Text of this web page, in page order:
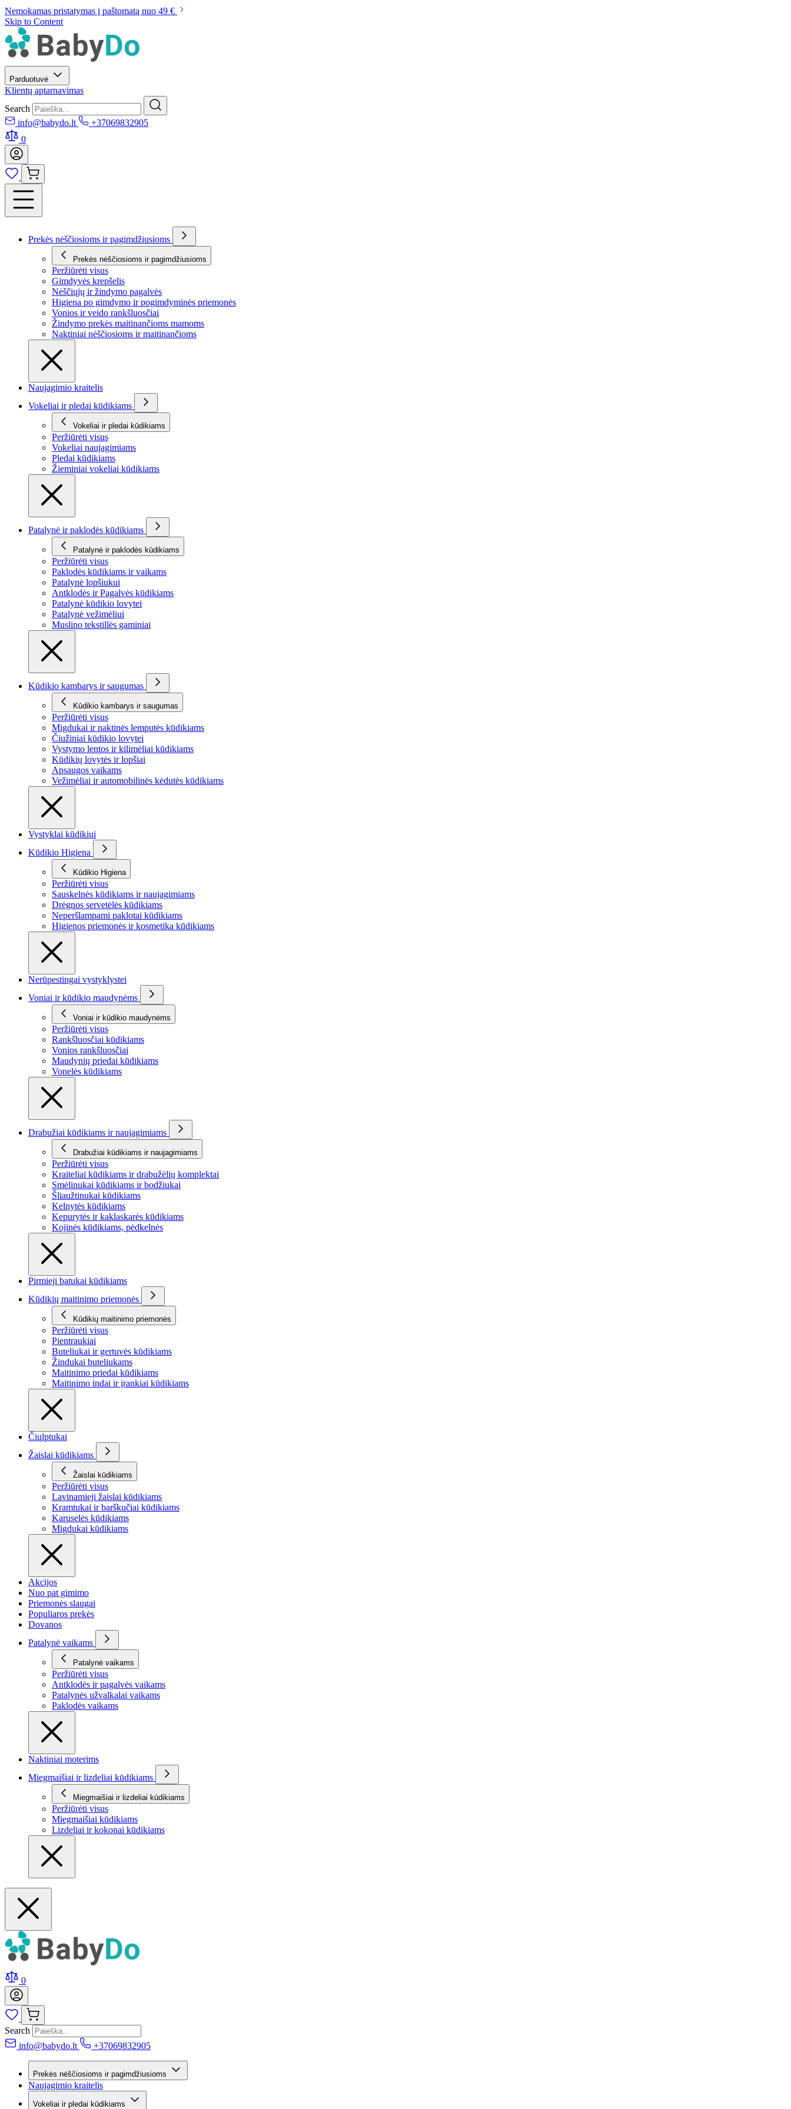
Nemokamas pristatymas į paštomatą nuo 49 €
Skip to Content
Parduotuvė
Klientų aptarnavimas
Search
info@babydo.lt
+37069832905
0
Prekės nėščiosioms ir pagimdžiusioms
Prekės nėščiosioms ir pagimdžiusioms
Peržiūrėti visus
Gimdyvės krepšelis
Nėščiųjų ir žindymo pagalvės
Higiena po gimdymo ir pogimdyminės priemonės
Vonios ir veido rankšluosčiai
Žindymo prekės maitinančioms mamoms
Naktiniai nėščiosioms ir maitinančioms
Naujagimio kraitelis
Vokeliai ir pledai kūdikiams
Vokeliai ir pledai kūdikiams
Peržiūrėti visus
Vokeliai naujagimiams
Pledai kūdikiams
Žieminiai vokeliai kūdikiams
Patalynė ir paklodės kūdikiams
Patalynė ir paklodės kūdikiams
Peržiūrėti visus
Paklodės kūdikiams ir vaikams
Patalynė lopšiukui
Antklodės ir Pagalvės kūdikiams
Patalynė kūdikio lovytei
Patalynė vežimėliui
Muslino tekstillės gaminiai
Kūdikio kambarys ir saugumas
Kūdikio kambarys ir saugumas
Peržiūrėti visus
Migdukai ir naktinės lemputės kūdikiams
Čiužiniai kūdikio lovytei
Vystymo lentos ir kilimėliai kūdikiams
Kūdikių lovytės ir lopšiai
Apsaugos vaikams
Vežimėliai ir automobilinės kėdutės kūdikiams
Vystyklai kūdikiui
Kūdikio Higiena
Kūdikio Higiena
Peržiūrėti visus
Sauskelnės kūdikiams ir naujagimiams
Drėgnos servetėlės kūdikiams
Neperšlampami paklotai kūdikiams
Higienos priemonės ir kosmetika kūdikiams
Nerūpestingai vystyklystei
Voniai ir kūdikio maudynėms
Voniai ir kūdikio maudynėms
Peržiūrėti visus
Rankšluosčiai kūdikiams
Vonios rankšluosčiai
Maudynių priedai kūdikiams
Vonelės kūdikiams
Drabužiai kūdikiams ir naujagimiams
Drabužiai kūdikiams ir naujagimiams
Peržiūrėti visus
Kraiteliai kūdikiams ir drabužėlių komplektai
Smėlinukai kūdikiams ir bodžiukai
Šliaužtinukai kūdikiams
Kelnytės kūdikiams
Kepurytės ir kaklaskarės kūdikiams
Kojinės kūdikiams, pėdkelnės
Pirmieji batukai kūdikiams
Kūdikių maitinimo priemonės
Kūdikių maitinimo priemonės
Peržiūrėti visus
Pientraukiai
Buteliukai ir gertuvės kūdikiams
Žindukai buteliukams
Maitinimo priedai kūdikiams
Maitinimo indai ir įrankiai kūdikiams
Čiulptukai
Žaislai kūdikiams
Žaislai kūdikiams
Peržiūrėti visus
Lavinamieji žaislai kūdikiams
Kramtukai ir barškučiai kūdikiams
Karuselės kūdikiams
Migdukai kūdikiams
Akcijos
Nuo pat gimimo
Priemonės slaugai
Populiaros prekės
Dovanos
Patalynė vaikams
Patalynė vaikams
Peržiūrėti visus
Antklodės ir pagalvės vaikams
Patalynės užvalkalai vaikams
Paklodės vaikams
Naktiniai moterims
Miegmaišiai ir lizdeliai kūdikiams
Miegmaišiai ir lizdeliai kūdikiams
Peržiūrėti visus
Miegmaišiai kūdikiams
Lizdeliai ir kokonai kūdikiams
0
Search
info@babydo.lt
+37069832905
Prekės nėščiosioms ir pagimdžiusioms
Naujagimio kraitelis
Vokeliai ir pledai kūdikiams